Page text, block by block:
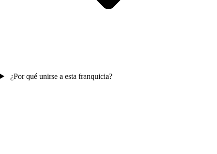
¿Por qué unirse a esta franquicia?